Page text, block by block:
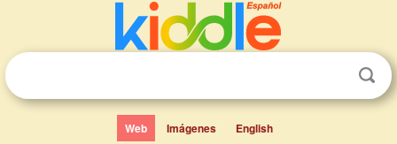
Web Imágenes English